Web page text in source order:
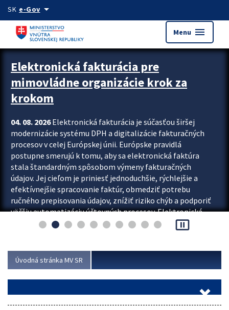
Preskocit na hlavný obsah
SK e-Govarrow_drop_down
Menu menu
Zastavit automatický posun upútavok
Elektronická fakturácia pre
mimovládne organizácie krok za
krokom
04. 08. 2026Elektronická fakturácia je súčasťou širšej
modernizácie systému DPH a digitalizácie fakturačných
procesov v celej Európskej únii. Európske pravidlá
postupne smerujú k tomu, aby sa elektronická faktúra
stala štandardným spôsobom výmeny fakturačných
údajov. Jej cieľom je priniesť jednoduchšie, rýchlejšie a
efektívnejšie spracovanie faktúr, obmedziť potrebu
ručného prepisovania údajov, znížiť riziko chýb a podporiť
väčšiu automatizáciu účtovných procesov. Elektronická
fakturácia preto nepredstavuje...
pause_presentation
Úvodná stránka MV SR